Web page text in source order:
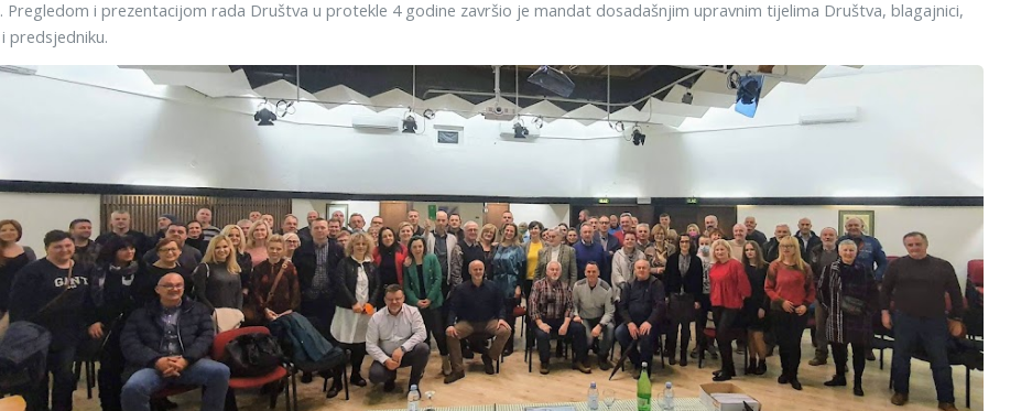
Pregledom i prezentacijom rada Društva u protekle 4 godine završio je mandat dosadašnjim upravnim tijelima Društva, blagajnici,
predsjedniku.